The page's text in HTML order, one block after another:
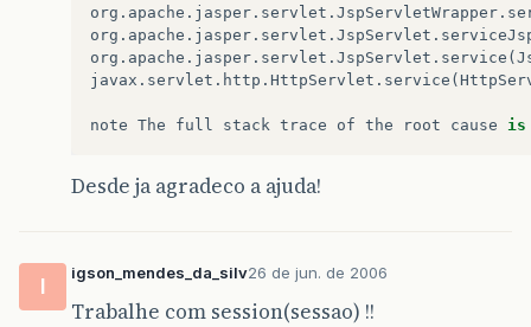
org . apache . jasper . servlet . JspServletWrapper .
org . apache . jasper . servlet . JspServlet .
org . apache . jasper . servlet . JspServlet . service (
javax . servlet . http . HttpServlet . service (
note The full stack trace of the root cause is
Desde ja agradeco a ajuda!
I
igson_mendes_da_silv26 de jun. de 2006
Trabalhe com session(sessao) !!